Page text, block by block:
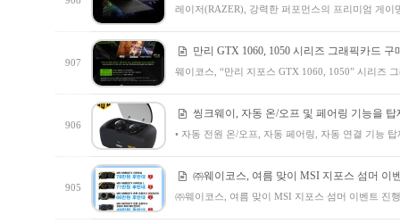
레이저(RAZER), 강력한 퍼포먼스의 프리미엄 게
907
만리 GTX 1060, 1050 시리즈 그래픽카드
웨이코스, “만리 지포스 GTX 1060, 1050” 시리즈
906
씽크웨이, 자동 온/오프 및 페어링 기능을
• 자동 전원 온/오프, 자동 페어링, 자동 연결 기능
905
㈜웨이코스, 여름 맞이 MSI 지포스 섬머 이
㈜웨이코스, 여름 맞이 MSI 지포스 섬머 이벤트 진